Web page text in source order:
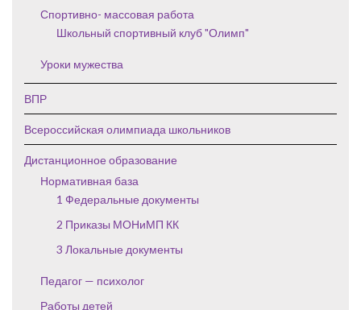
Спортивно- массовая работа
Школьный спортивный клуб "Олимп"
Уроки мужества
ВПР
Всероссийская олимпиада школьников
Дистанционное образование
Нормативная база
1 Федеральные документы
2 Приказы МОНиМП КК
3 Локальные документы
Педагог — психолог
Работы детей